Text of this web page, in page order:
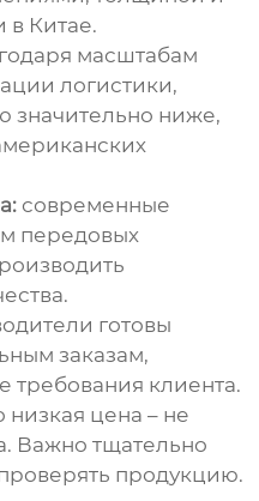
в Китае.
масштабам
логистики,
значительно ниже,
современные
передовых
готовы
заказам,
требования клиента.
низкая цена – не
Важно тщательно
продукцию.